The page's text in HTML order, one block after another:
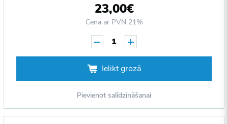
23,00€
Cena ar PVN 21%
1
Ielikt grozā
Pievienot salīdzināšanai